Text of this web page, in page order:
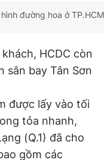
đường hoa ở
HCDC còn
sân bay Tân Sơn
được lấy vào tối
tỏa nhanh,
(Q.1) đã cho
gồm các